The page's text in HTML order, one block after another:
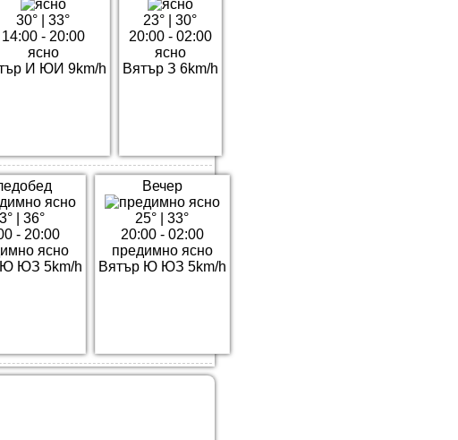
30°
33°
14:00 - 20:00
ясно
И ЮИ 9km/h
23°
30°
20:00 - 02:00
ясно
Вятър З 6km/h
36°
- 20:00
ясно
Ю ЮЗ 5km/h
Вечер
25°
33°
20:00 - 02:00
предимно ясно
Вятър Ю ЮЗ 5km/h